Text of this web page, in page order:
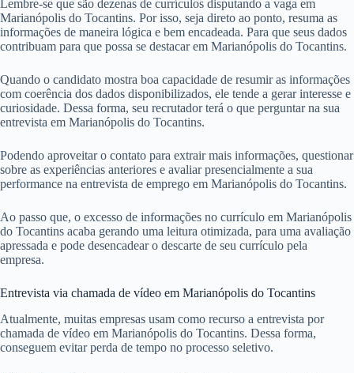
Lembre-se que são dezenas de currículos disputando a vaga em
Marianópolis do Tocantins. Por isso, seja direto ao ponto, resuma as
informações de maneira lógica e bem encadeada. Para que seus dados
contribuam para que possa se destacar em Marianópolis do Tocantins.
Quando o candidato mostra boa capacidade de resumir as informações
com coerência dos dados disponibilizados, ele tende a gerar interesse e
curiosidade. Dessa forma, seu recrutador terá o que perguntar na sua
entrevista em Marianópolis do Tocantins.
Podendo aproveitar o contato para extrair mais informações, questionar
sobre as experiências anteriores e avaliar presencialmente a sua
performance na entrevista de emprego em Marianópolis do Tocantins.
Ao passo que, o excesso de informações no currículo em Marianópolis
do Tocantins acaba gerando uma leitura otimizada, para uma avaliação
apressada e pode desencadear o descarte de seu currículo pela
empresa.
Entrevista via chamada de vídeo em Marianópolis do Tocantins
Atualmente, muitas empresas usam como recurso a entrevista por
chamada de vídeo em Marianópolis do Tocantins. Dessa forma,
conseguem evitar perda de tempo no processo seletivo.